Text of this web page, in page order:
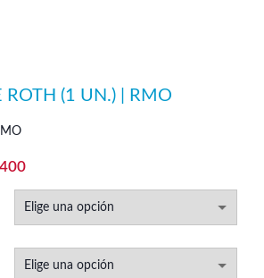
ROTH (1 UN.) | RMO